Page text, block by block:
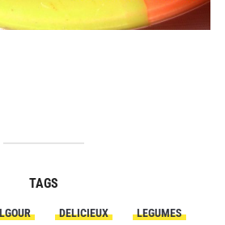
TAGS
DELICIEUX
LEGUMES